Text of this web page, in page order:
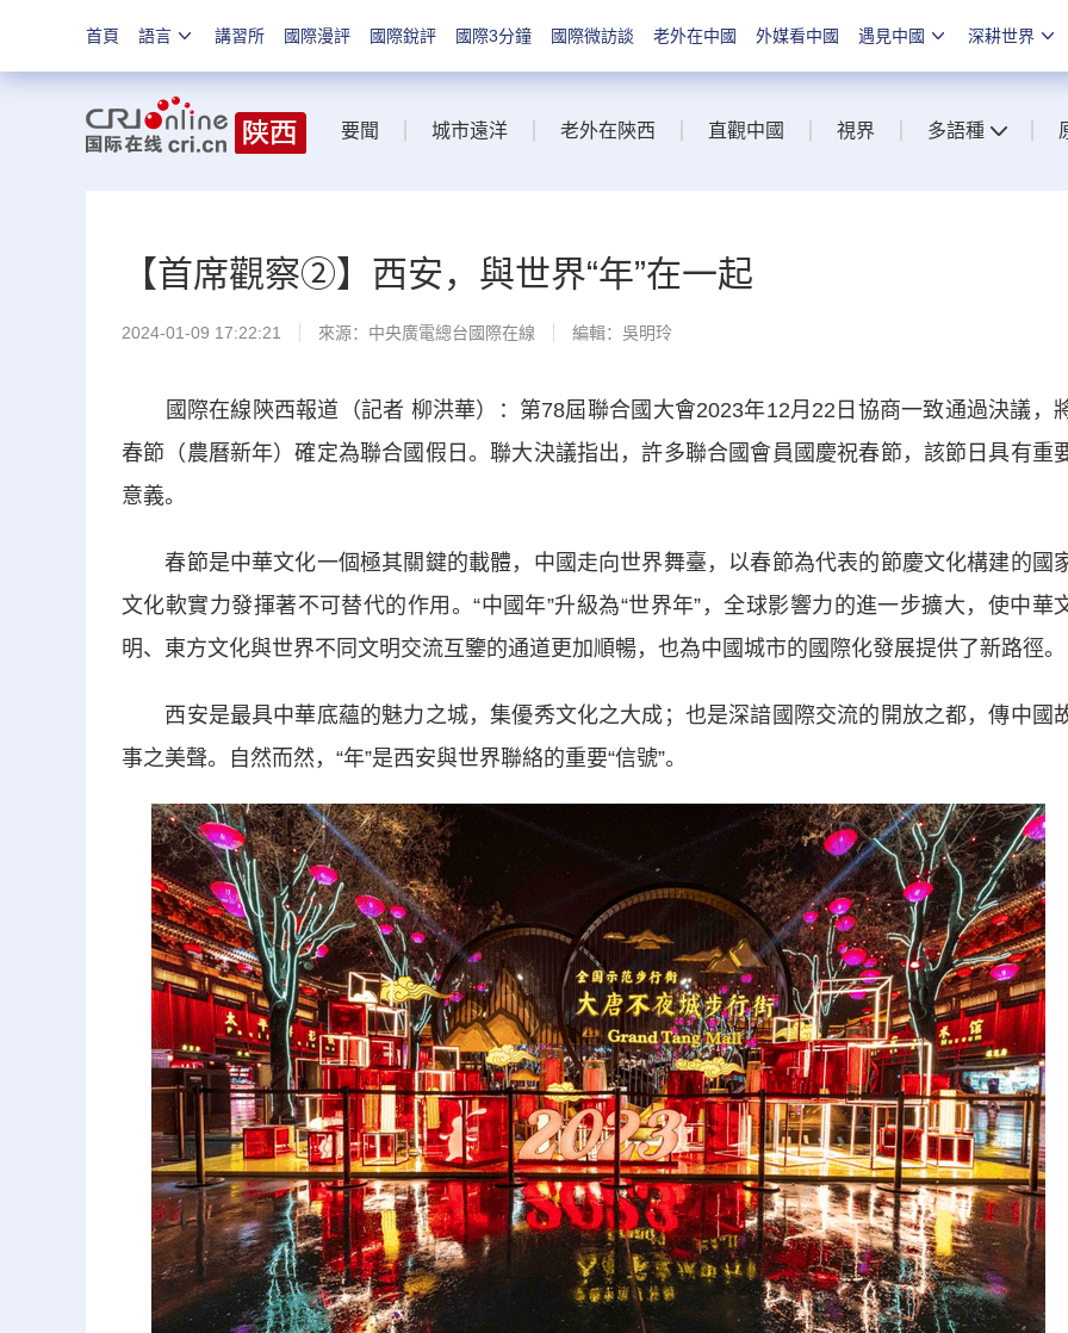
首頁 語言 講習所 國際漫評 國際銳評 國際3分鐘 國際微訪談 老外在中國 外媒看中國 遇見中國 深耕世界
要聞 城市遠洋 老外在陝西 直觀中國 視界 多語種
【首席觀察②】西安，與世界“年”在一起
2024-01-09 17:22:21 來源：中央廣電總台國際在線 編輯：吳明玲
國際在線陝西報道（記者 柳洪華）：第78屆聯合國大會2023年12月22日協商一致通過決議，
春節（農曆新年）確定為聯合國假日。聯大決議指出，許多聯合國會員國慶祝春節，該節日具有重
意義。
春節是中華文化一個極其關鍵的載體，中國走向世界舞臺，以春節為代表的節慶文化構建的國
文化軟實力發揮著不可替代的作用。“中國年”升級為“世界年”，全球影響力的進一步擴大，使中華
明、東方文化與世界不同文明交流互鑒的通道更加順暢，也為中國城市的國際化發展提供了新路徑。
西安是最具中華底蘊的魅力之城，集優秀文化之大成；也是深諳國際交流的開放之都，傳中國
事之美聲。自然而然，“年”是西安與世界聯絡的重要“信號”。